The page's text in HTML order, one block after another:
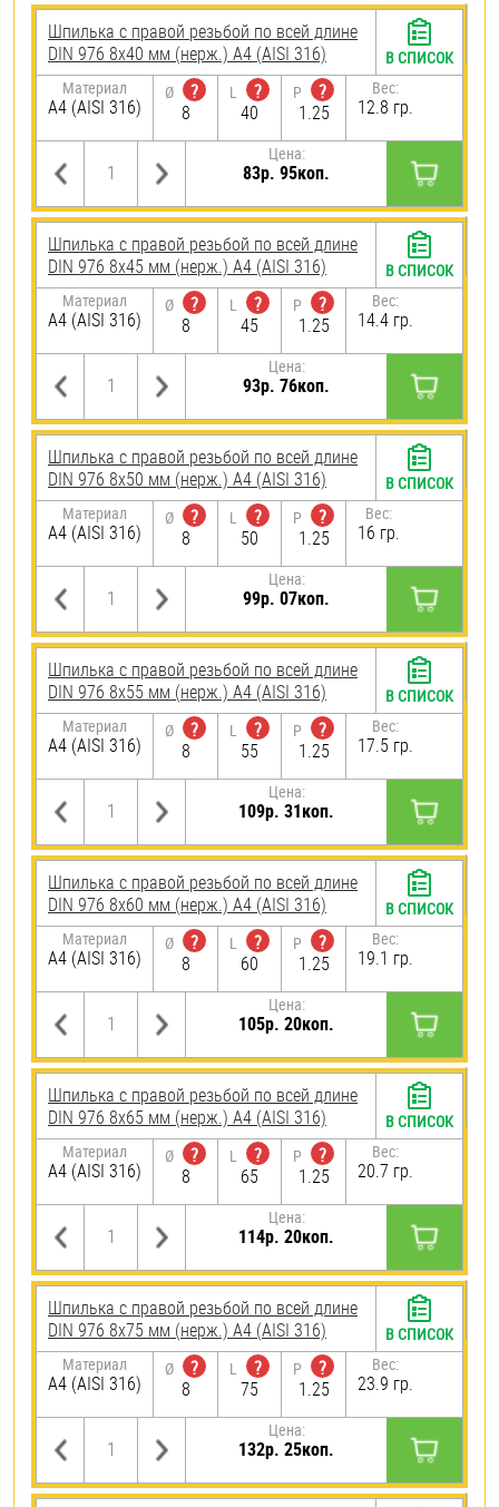
Шпилька с правой резьбой по всей длине
DIN 976 8х40 мм (нерж.) A4 (AISI 316)
Материал
A4 (AISI 316)
Ø
?
8
L
?
40
P
?
1.25
Вес:
12.8 гр.
Цена:
83р. 95коп.
В СПИСОК
Шпилька с правой резьбой по всей длине
DIN 976 8х45 мм (нерж.) A4 (AISI 316)
Материал
A4 (AISI 316)
Ø
?
8
L
?
45
P
?
1.25
Вес:
14.4 гр.
Цена:
93р. 76коп.
В СПИСОК
Шпилька с правой резьбой по всей длине
DIN 976 8х50 мм (нерж.) A4 (AISI 316)
Материал
A4 (AISI 316)
Ø
?
8
L
?
50
P
?
1.25
Вес:
16 гр.
Цена:
99р. 07коп.
В СПИСОК
Шпилька с правой резьбой по всей длине
DIN 976 8х55 мм (нерж.) A4 (AISI 316)
Материал
A4 (AISI 316)
Ø
?
8
L
?
55
P
?
1.25
Вес:
17.5 гр.
Цена:
109р. 31коп.
В СПИСОК
Шпилька с правой резьбой по всей длине
DIN 976 8х60 мм (нерж.) A4 (AISI 316)
Материал
A4 (AISI 316)
Ø
?
8
L
?
60
P
?
1.25
Вес:
19.1 гр.
Цена:
105р. 20коп.
В СПИСОК
Шпилька с правой резьбой по всей длине
DIN 976 8х65 мм (нерж.) A4 (AISI 316)
Материал
A4 (AISI 316)
Ø
?
8
L
?
65
P
?
1.25
Вес:
20.7 гр.
Цена:
114р. 20коп.
В СПИСОК
Шпилька с правой резьбой по всей длине
DIN 976 8х75 мм (нерж.) A4 (AISI 316)
Материал
A4 (AISI 316)
Ø
?
8
L
?
75
P
?
1.25
Вес:
23.9 гр.
Цена:
132р. 25коп.
В СПИСОК